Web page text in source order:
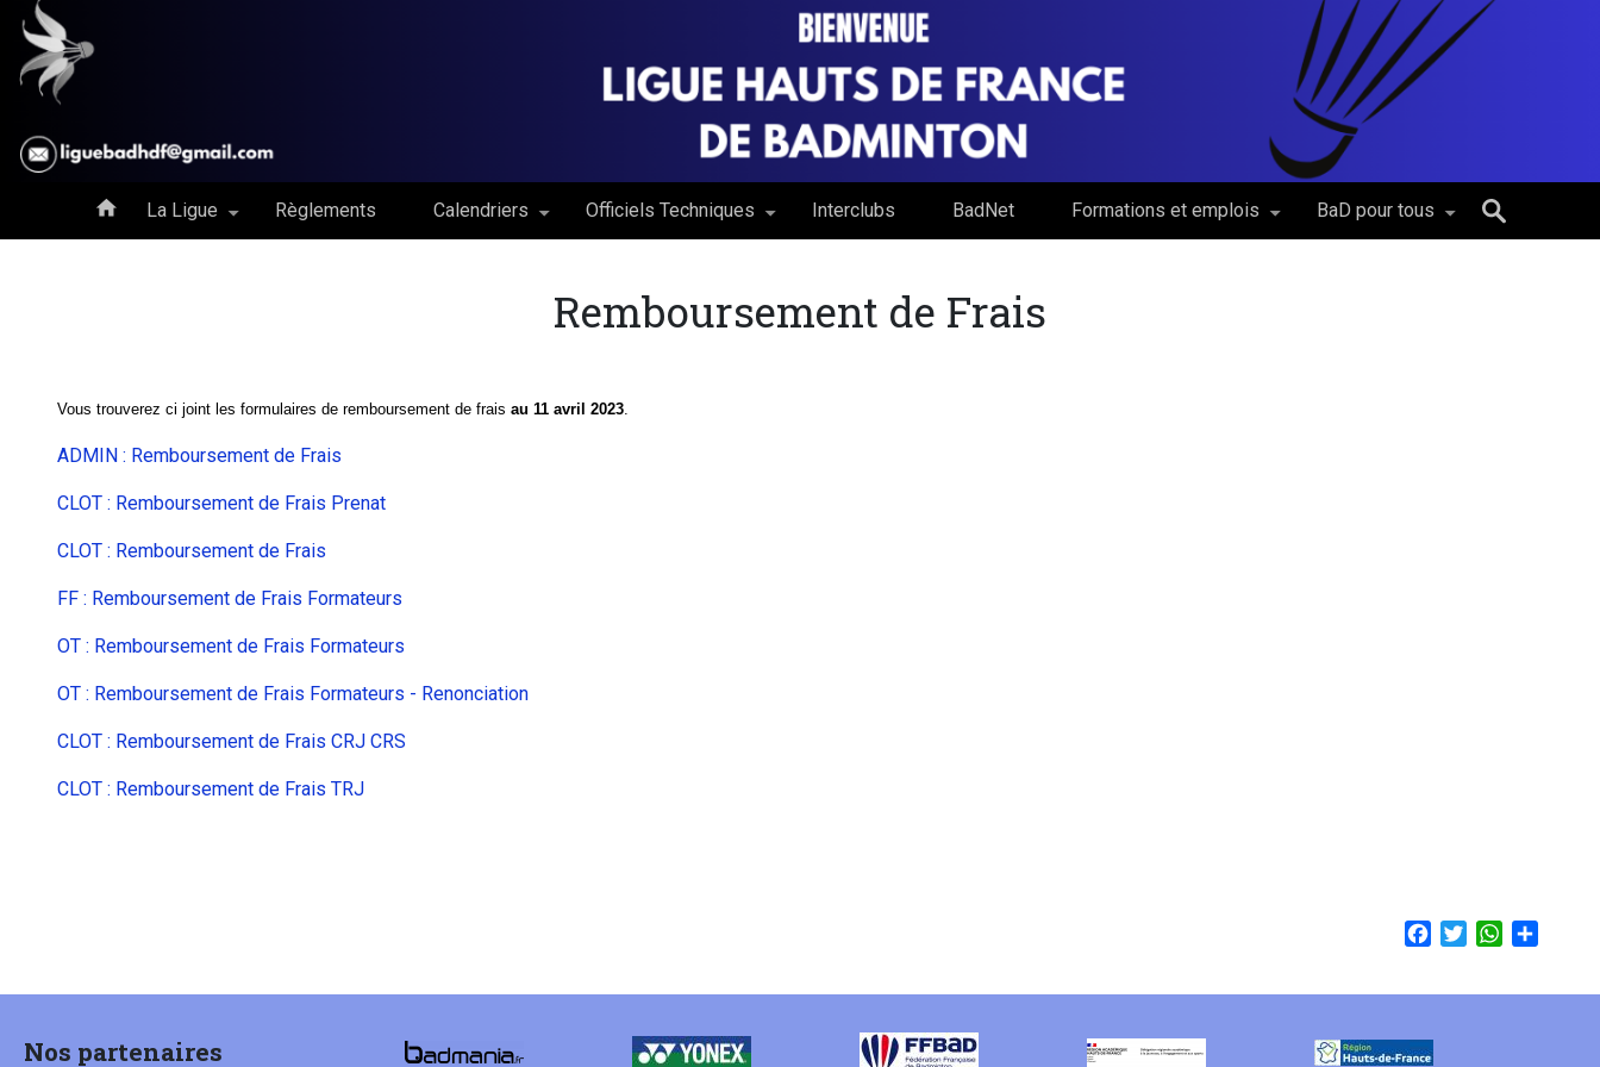
Aller
contenu
principal
La Ligue Règlements Calendriers Officiels Techniques Interclubs BadNet Formations et emplois BaD pour tous
Remboursement de Frais
Vous trouverez ci joint les formulaires de remboursement de frais au 11 avril 2023.
ADMIN : Remboursement de Frais
CLOT : Remboursement de Frais Prenat
CLOT : Remboursement de Frais
FF : Remboursement de Frais Formateurs
OT : Remboursement de Frais Formateurs
OT : Remboursement de Frais Formateurs - Renonciation
CLOT : Remboursement de Frais CRJ CRS
CLOT : Remboursement de Frais TRJ
FacebookTwitterWhatsApp
Nos partenaires